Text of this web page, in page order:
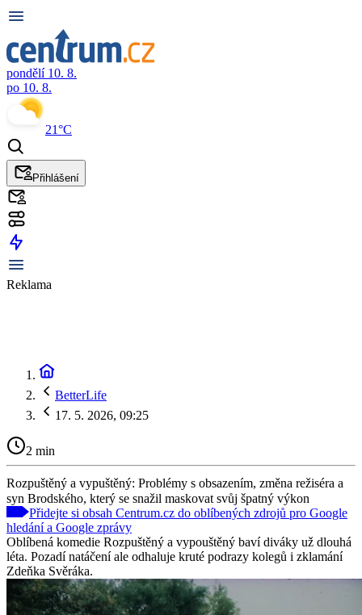
pondělí 10. 8.
po 10. 8.
21°C
Přihlášení
Reklama
BetterLife
17. 5. 2026, 09:25
2 min
Rozpuštěný a vypuštěný: Problémy s obsazením, změna režiséra a
syn Brodského, který se snažil maskovat svůj špatný výkon
Přidejte si obsah Centrum.cz do oblíbených zdrojů pro Google
hledání a Google zprávy
Oblíbená komedie Rozpuštěný a vypouštěný baví diváky už dlouhá
léta. Pozadí natáčení ale odhaluje kruté podrazy kolegů i zklamání
Zdeňka Svěráka.